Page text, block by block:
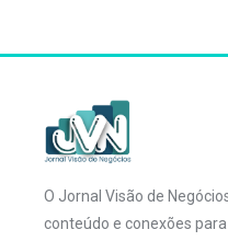
O Jornal Visão de
conteúdo e conexões